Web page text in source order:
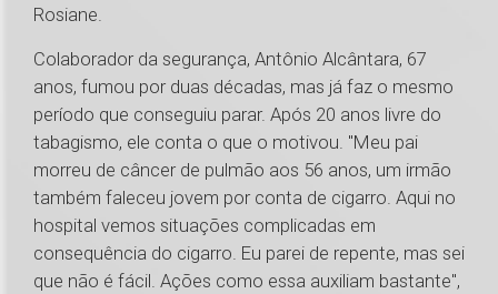
Rosiane.
Colaborador da segurança, Antônio Alcântara, 67
anos, fumou por duas décadas, mas já faz o mesmo
período que conseguiu parar. Após 20 anos livre do
tabagismo, ele conta o que o motivou. "Meu pai
morreu de câncer de pulmão aos 56 anos, um irmão
também faleceu jovem por conta de cigarro. Aqui no
hospital vemos situações complicadas em
consequência do cigarro. Eu parei de repente, mas sei
que não é fácil. Ações como essa auxiliam bastante",